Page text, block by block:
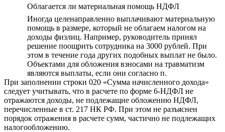
Облагается ли материальная помощь НДФЛ
Иногда целенаправленно выплачивают материальную
помощь в размере, который не облагаем налогом на
доходы физлиц. Например, руководитель принял
решение поощрить сотрудника на 3000 рублей. При
этом в течение года других подобных выплат не было.
Объектами для обложения взносами на травматизм
являются выплаты, если они согласно п.
При заполнении строки 020 «Сумма начисленного дохода»
следует учитывать, что в расчете по форме 6-НДФЛ не
отражаются доходы, не подлежащие обложению НДФЛ,
перечисленные в ст. 217 НК РФ. При этом не разъяснен
порядок отражения в расчете сумм, частично не подлежащих
налогообложению.